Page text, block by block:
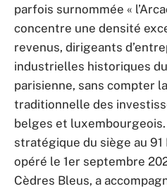
parfois surnommée «
concentre une densité
revenus, dirigeants
industrielles historiques
parisienne, sans compter
traditionnelle des
belges et
stratégique du siège au 91
opéré le 1er septembre
Cèdres Bleus, a